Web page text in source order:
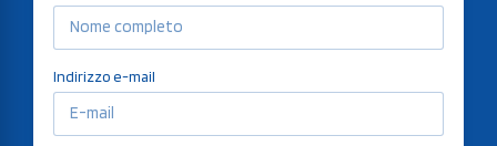
Indirizzo e-mail